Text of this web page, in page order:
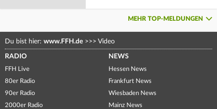
MEHR TOP-MELDUNGEN
Du bist hier: www.FFH.de >>> Video
RADIO
FFH Live
80er Radio
90er Radio
2000er Radio
NEWS
Hessen News
Frankfurt News
Wiesbaden News
Mainz News